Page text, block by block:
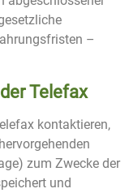
–
Telefax
kontaktieren,
zum Zwecke der
und